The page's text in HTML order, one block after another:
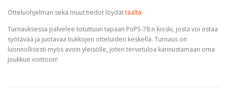
Otteluohjelman sekä muut tiedot löydättäältä.
Turnauksessa palvelee totuttuun tapaan PoPS-78:n kioski, josta voi ostaa
syötävää ja juotavaa tiukkojen otteluiden keskellä. Turnaus on
luonnollisesti myös avoin yleisölle, joten tervetuloa kannustamaan oma
joukkue voittoon!